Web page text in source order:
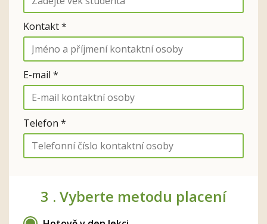
Kontakt *
E-mail *
Telefon *
3 . Vyberte metodu placení